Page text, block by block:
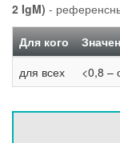
2 IgM) -
Для кого
для всех
<0,8 –